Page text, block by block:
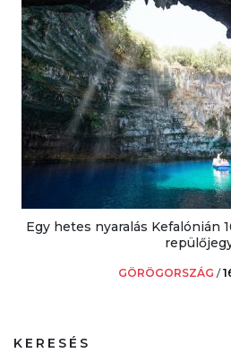
Egy hetes nyaralás Kefalónián
GÖRÖGORSZÁG /
KERESÉS